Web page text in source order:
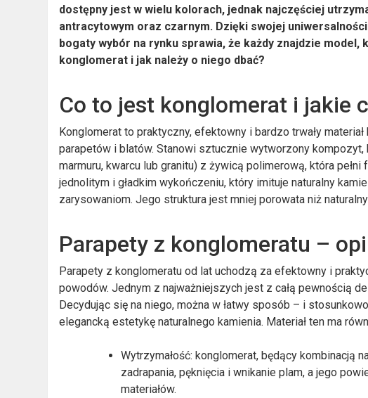
dostępny jest w wielu kolorach, jednak najczęściej
antracytowym oraz czarnym. Dzięki swojej
bogaty wybór na rynku sprawia, że każdy znajdzie
konglomerat i jak należy o niego dbać?
Co to jest konglomerat i jakie
Konglomerat to praktyczny, efektowny i bardzo trwały
parapetów i blatów. Stanowi sztucznie wytworzony kompozyt,
marmuru, kwarcu lub granitu) z żywicą polimerową, która
jednolitym i gładkim wykończeniu, który imituje naturalny
zarysowaniom. Jego struktura jest mniej porowata niż
Parapety z konglomeratu –
Parapety z konglomeratu od lat uchodzą za efektowny i
powodów. Jednym z najważniejszych jest z całą pewnością
Decydując się na niego, można w łatwy sposób – i
elegancką estetykę naturalnego kamienia. Materiał ten ma
Wytrzymałość: konglomerat, będący kombinacją
zadrapania, pęknięcia i wnikanie plam, a jego
materiałów.